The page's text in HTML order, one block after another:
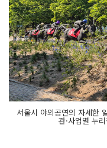
서울시 야외공연의 자세한
관·사업별 누